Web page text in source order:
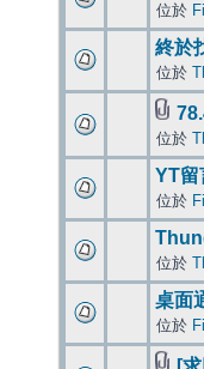
位於
終於
位於
位於
YT留
位於
位於
桌面
位於